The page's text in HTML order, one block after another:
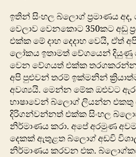
ඉතින් සිංහල බ්ලොග් ප්‍රමාණය
වෙලාව වෙනකොට 350කට අඩු
එක්ක මේ දාහ දෙදාහ වෙයි, ඒත්
ලෝකය ඉතාමත් වේගයෙන් දියුණු
වෙන වේගයත් එක්ක
අපි පුළුවන් තරම් ඉක්මනින්
අවශ්‍යයි. මෙන්න මේක ඔළුවට
භාෂාවෙන් බ්ලොග් ලියන්න එකතු
දිරිගන්වන්නත් එක්ක සිංහල
නිර්මාණය කරා. අපේ අරමුණ
දෙකක් ඇතුළත බ්ලොග් අඩවි
නිර්මාණය කරවන එක.